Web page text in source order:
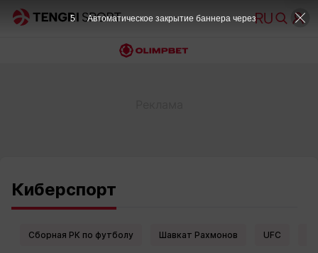
Киберспорт
Сборная РК по футболу Шавкат Рахмонов UFC
5 Автоматическое закрытие баннера через